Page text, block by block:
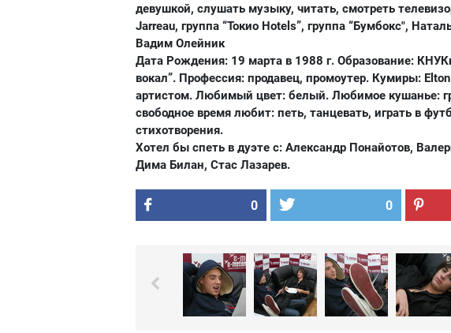
девушкой, слушать музыку, читать, смотреть
Jarreau, группа “Токио Hotels”, группа “Бумбокс",
Вадим Олейник
Дата Рождения: 19 марта в 1988 г. Образование:
вокал”. Профессия: продавец, промоутер. Кумиры:
артистом. Любимый цвет: белый. Любимое кушанье:
свободное время любит: петь, танцевать, играть в
стихотворения.
Хотел бы спеть в дуэте с: Александр Понайотов,
Дима Билан, Стас Лазарев.
0 0